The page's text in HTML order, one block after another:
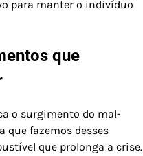
para manter o indivíduo
que
o surgimento do mal-
que fazemos desses
que prolonga a crise.